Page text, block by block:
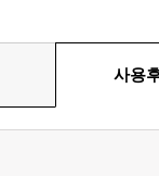
사용